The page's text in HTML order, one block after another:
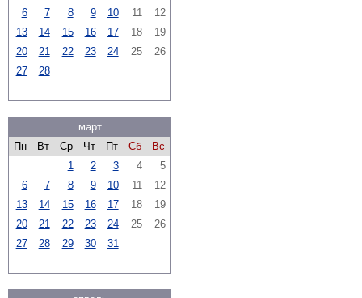
6
7 8 9 10 11
12
13
14 15 16 17 18
19
20
21 22 23 24 25
26
27
28
март
Пн
Вт Ср Чт Пт Сб
Вс
1
2 3 4
5
6
7 8 9 10 11
12
13
14 15 16 17 18
19
20
21 22 23 24 25
26
27
28 29 30 31